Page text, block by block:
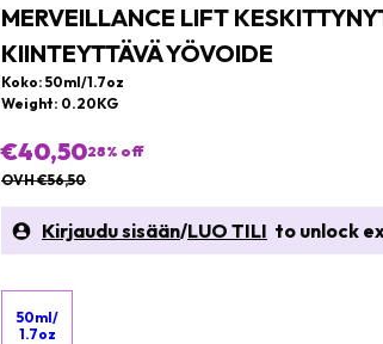
MERVEILLANCE LIFT
KIINTEYTTÄVÄ YÖVOIDE
Koko: 50ml/1.7oz
Weight: 0.20KG
€40,5028% off
OVH €56,50
Kirjaudu sisään/LUO TILI to unlock
50ml/
1.7oz